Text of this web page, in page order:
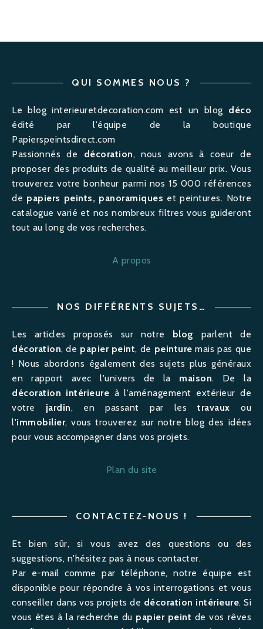
QUI SOMMES NOUS ?
Le blog interieuretdecoration.com est un blog déco
édité par l'équipe de la boutique
Papierspeintsdirect.com
Passionnés de décoration, nous avons à coeur de
proposer des produits de qualité au meilleur prix. Vous
trouverez votre bonheur parmi nos 15 000 références
de papiers peints, panoramiques et peintures. Notre
catalogue varié et nos nombreux filtres vous guideront
tout au long de vos recherches.
A propos
NOS DIFFÉRENTS SUJETS…
Les articles proposés sur notre blog parlent de
décoration, de papier peint, de peinture mais pas que
! Nous abordons également des sujets plus généraux
en rapport avec l'univers de la maison. De la
décoration intérieure à l'aménagement extérieur de
votre jardin, en passant par lestravaux ou
l'immobilier, vous trouverez sur notre blog des idées
pour vous accompagner dans vos projets.
Plan du site
CONTACTEZ-NOUS !
Et bien sûr, si vous avez des questions ou des
suggestions, n'hésitez pas à nous contacter.
Par e-mail comme par téléphone, notre équipe est
disponible pour répondre à vos interrogations et vous
conseiller dans vos projets de décoration intérieure. Si
vous êtes à la recherche du papier peint de vos rêves